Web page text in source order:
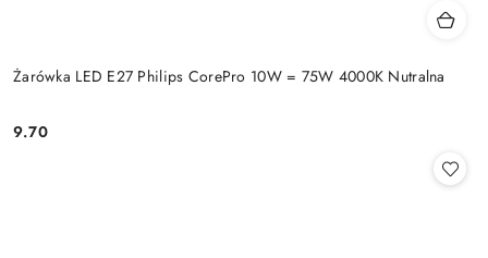
Żarówka LED E27 Philips CorePro 10W = 75W 4000K Nutralna
Cena:
9.70